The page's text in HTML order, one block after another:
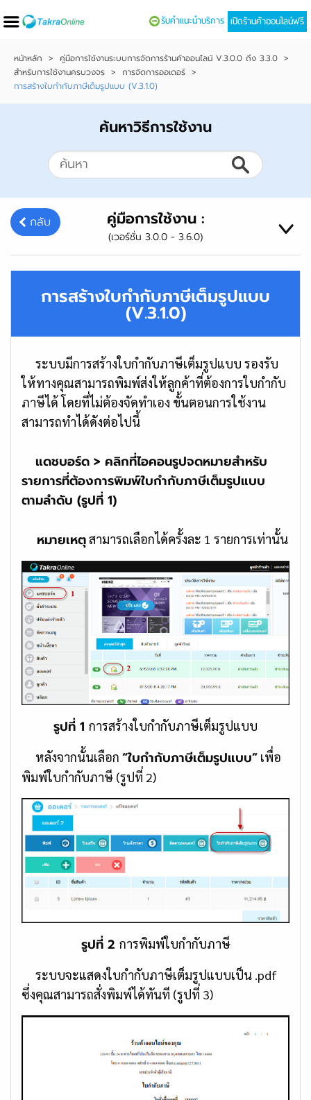
เปิดร้านค้าออนไลน์ฟรี
รับคำแนะนำบริการ
หน้าหลัก > คู่มือการใช้งานระบบการจัดการร้านค้าออนไลน์ V.3.0.0 ถึง 3.3.0 >
สำหรับการใช้งานครบวงจร > การจัดการออเดอร์ >
การสร้างใบกำกับภาษีเต็มรูปแบบ (V.3.1.0)
ค้นหาวิธีการใช้งาน
กลับ คู่มือการใช้งาน :
(เวอร์ชั่น 3.0.0 - 3.6.0)
การสร้างใบกำกับภาษีเต็มรูปแบบ
(V.3.1.0)
ระบบมีการสร้างใบกำกับภาษีเต็มรูปแบบ รองรับ
ให้ทางคุณสามารถพิมพ์ส่งให้ลูกค้าที่ต้องการใบกำกับ
ภาษีได้ โดยที่ไม่ต้องจัดทำเอง ขั้นตอนการใช้งาน
สามารถทำได้ดังต่อไปนี้
แดชบอร์ด > คลิกที่ไอคอนรูปจดหมายสำหรับ
รายการที่ต้องการพิมพ์ใบกำกับภาษีเต็มรูปแบบ
ตามลำดับ (รูปที่ 1)
หมายเหตุสามารถเลือกได้ครั้งละ 1 รายการเท่านั้น
รูปที่ 1 การสร้างใบกำกับภาษีเต็มรูปแบบ
หลังจากนั้นเลือก “ใบกำกับภาษีเต็มรูปแบบ” เพื่อ
พิมพ์ใบกำกับภาษี (รูปที่ 2)
รูปที่ 2 การพิมพ์ใบกำกับภาษี
ระบบจะแสดงใบกำกับภาษีเต็มรูปแบบเป็น .pdf
ซึ่งคุณสามารถสั่งพิมพ์ได้ทันที (รูปที่ 3)